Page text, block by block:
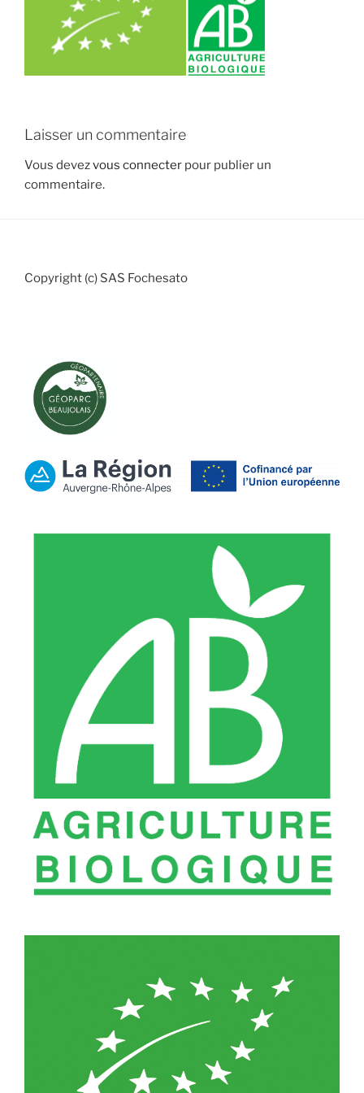
Laisser un commentaire
Vous devezvous connecter pour publier un
commentaire.
Copyright (c) SAS Fochesato